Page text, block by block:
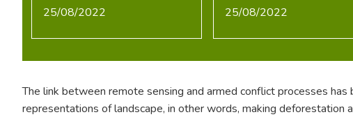
25/08/2022 25/08/2022
The link between remote sensing and armed conflict processes
representations of landscape, in other words, making deforestation